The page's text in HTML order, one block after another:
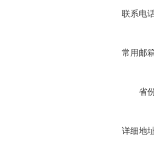
联系电
常用邮
省
详细地